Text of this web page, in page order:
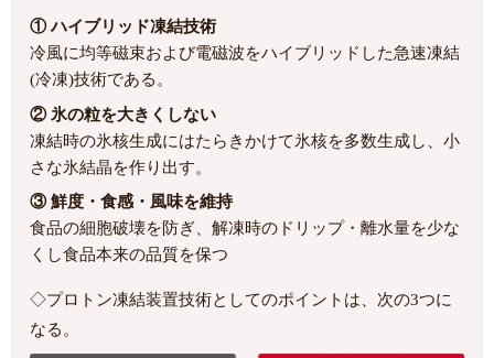
① ハイブリッド凍結技術
冷風に均等磁束および電磁波をハイブリッドした急速凍結
(冷凍)技術である。
② 氷の粒を大きくしない
凍結時の氷核生成にはたらきかけて氷核を多数生成し、小
さな氷結晶を作り出す。
③ 鮮度・食感・風味を維持
食品の細胞破壊を防ぎ、解凍時のドリップ・離水量を少な
くし食品本来の品質を保つ
◇プロトン凍結装置技術としてのポイントは、次の3つに
なる。